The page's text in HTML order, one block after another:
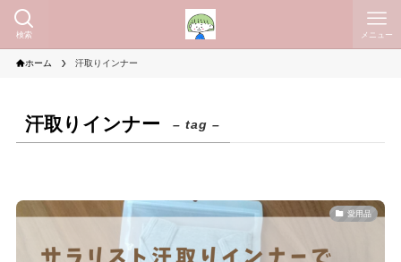
検索 メニュー
ホーム 汗取りインナー
汗取りインナー – tag –
愛用品